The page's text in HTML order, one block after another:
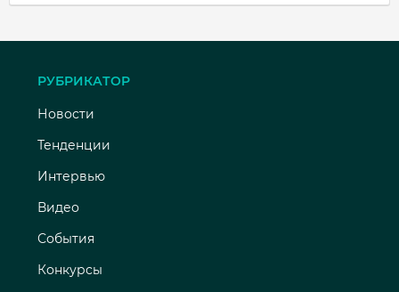
РУБРИКАТОР
Новости
Тенденции
Интервью
Видео
События
Конкурсы